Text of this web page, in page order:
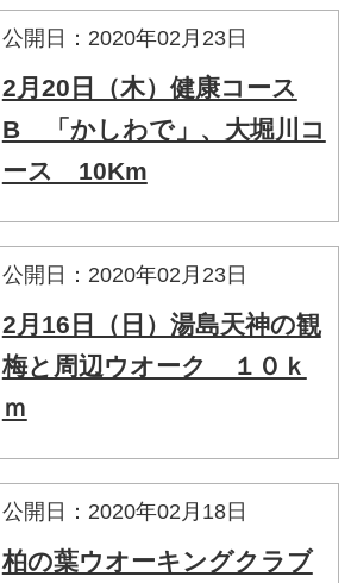
公開日：2020年02月23日
2月20日（木）健康コース
B 「かしわで」、大堀川コ
ース 10Km
公開日：2020年02月23日
2月16日（日）湯島天神の観
梅と周辺ウオーク １０ｋ
ｍ
公開日：2020年02月18日
柏の葉ウオーキングクラブ